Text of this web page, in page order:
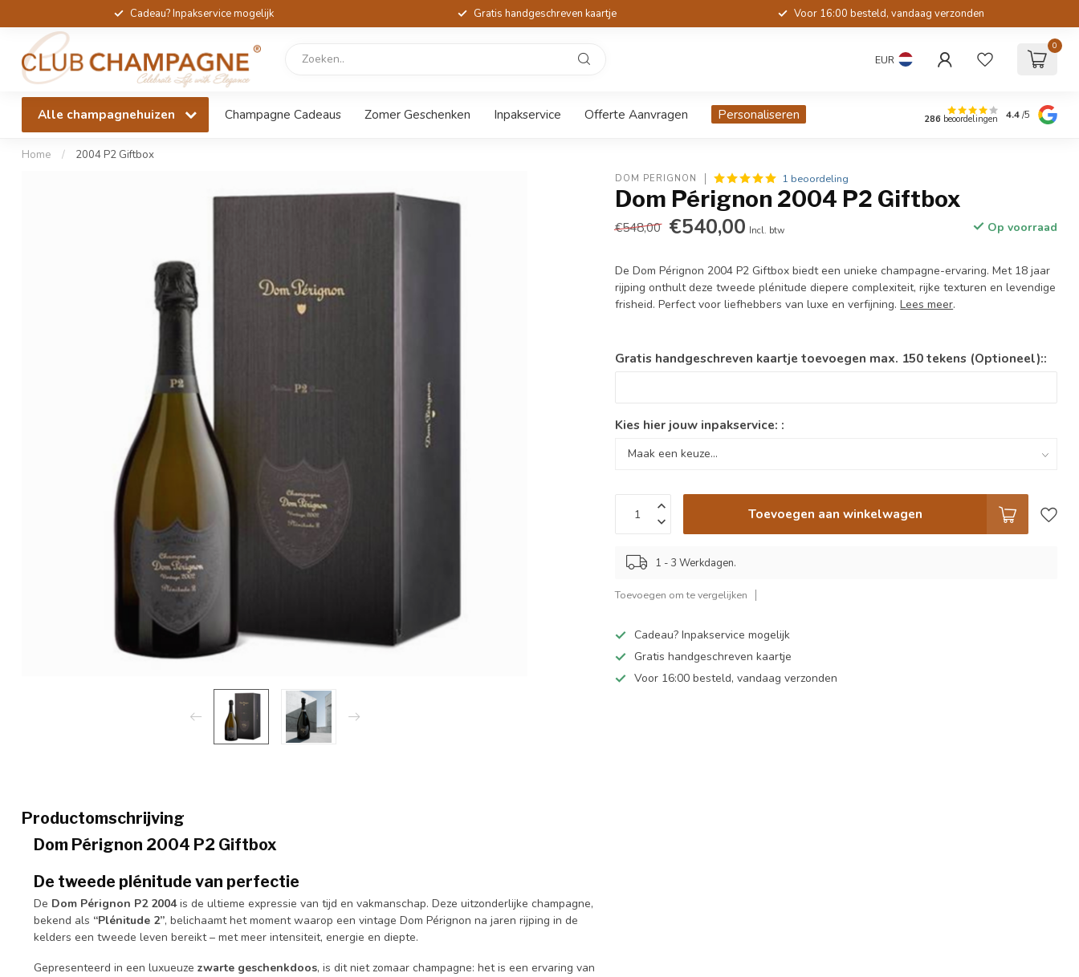
Cadeau? Inpakservice mogelijk Gratis handgeschreven kaartje Voor 16:00 besteld, vandaag verzonden
EUR
0
Alle champagnehuizen Champagne Cadeaus Zomer Geschenken Inpakservice Offerte Aanvragen Personaliseren 286 beoordelingen 4.4/5
Home / 2004 P2 Giftbox
DOM PÉRIGNON 1 beoordeling
Dom Pérignon 2004 P2 Giftbox
€548,00 €540,00 Incl. btw Op voorraad
De Dom Pérignon 2004 P2 Giftbox biedt een unieke champagne-ervaring. Met 18 jaar
rijping onthult deze tweede plénitude diepere complexiteit, rijke texturen en levendige
frisheid. Perfect voor liefhebbers van luxe en verfijning.Lees meer.
Gratis handgeschreven kaartje toevoegen max. 150 tekens (Optioneel)::
Kies hier jouw inpakservice: :
Toevoegen aan winkelwagen
1 - 3 Werkdagen.
Toevoegen om te vergelijken
Cadeau? Inpakservice mogelijk
Gratis handgeschreven kaartje
Voor 16:00 besteld, vandaag verzonden
Productomschrijving
Dom Pérignon 2004 P2 Giftbox
De tweede plénitude van perfectie
De Dom Pérignon P2 2004is de ultieme expressie van tijd en vakmanschap. Deze uitzonderlijke champagne,
bekend als “Plénitude 2”, belichaamt het moment waarop een vintage Dom Pérignon na jaren rijping in de
kelders een tweede leven bereikt – met meer intensiteit, energie en diepte.
Gepresenteerd in een luxueuze zwarte geschenkdoos, is dit niet zomaar champagne: het is een ervaring van